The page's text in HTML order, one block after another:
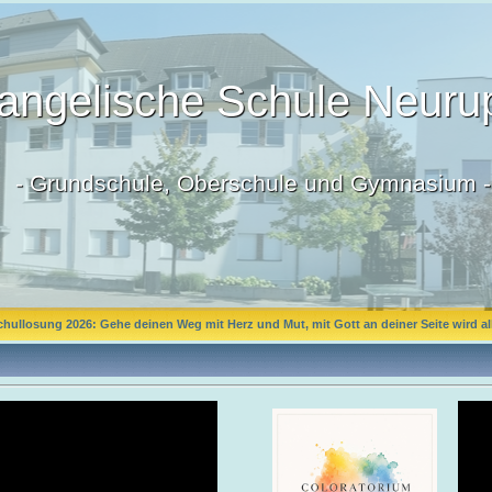
Schule
- Grundschule, Oberschule und Gymnasium -
2026: Gehe deinen Weg mit Herz und Mut, mit Gott an deiner Seite wird